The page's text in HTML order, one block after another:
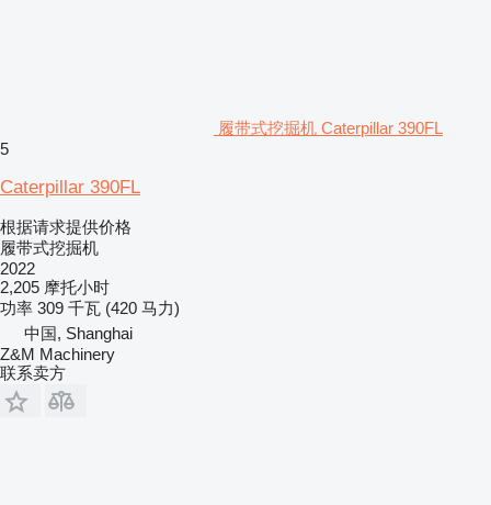
履带式挖掘机 Caterpillar 390FL
5
Caterpillar 390FL
根据请求提供价格
履带式挖掘机
2022
2,205 摩托小时
功率 309 千瓦 (420 马力)
中国, Shanghai
Z&M Machinery
联系卖方